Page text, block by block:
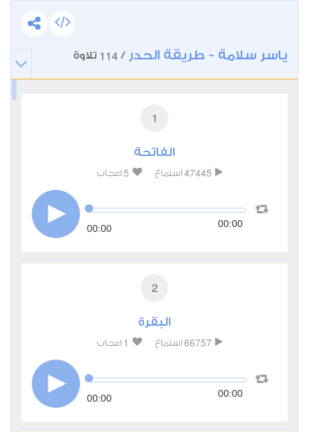
ياسر سلامة - طريقة الحدر /
114 تلاوة
1
الفاتحة
47445 استماع 5 اعجاب
00:00 00:00
2
البقرة
66757 استماع 1 اعجاب
00:00 00:00